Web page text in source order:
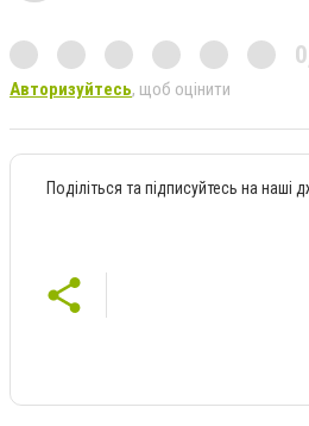
Авторизуйтесь, щоб оцінити
Поділіться та підписуйтесь на наші